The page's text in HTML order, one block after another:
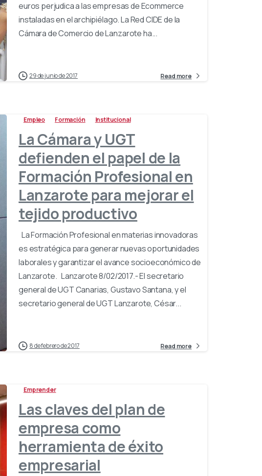
euros perjudica a las empresas de Ecommerce
instaladas en el archipiélago. La Red CIDE de la
Cámara de Comercio de Lanzarote ha...
29 de junio de 2017 Read more
Empleo Formación Institucional
La Cámara y UGT
defienden el papel de la
Formación Profesional en
Lanzarote para mejorar el
tejido productivo
La Formación Profesional en materias innovadoras
es estratégica para generar nuevas oportunidades
laborales y garantizar el avance socioeconómico de
Lanzarote. Lanzarote 8/02/2017.- El secretario
general de UGT Canarias, Gustavo Santana, y el
secretario general de UGT Lanzarote, César...
8 de febrero de 2017 Read more
Emprender
Las claves del plan de
empresa como
herramienta de éxito
empresarial